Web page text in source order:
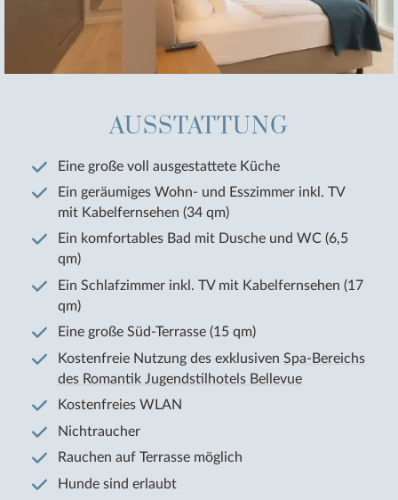
AUSSTATTUNG
Eine große voll ausgestattete Küche
Ein geräumiges Wohn- und Esszimmer inkl. TV
mit Kabelfernsehen (34 qm)
Ein komfortables Bad mit Dusche und WC (6,5
qm)
Ein Schlafzimmer inkl. TV mit Kabelfernsehen (17
qm)
Eine große Süd-Terrasse (15 qm)
Kostenfreie Nutzung des exklusiven Spa-Bereichs
des Romantik Jugendstilhotels Bellevue
Kostenfreies WLAN
Nichtraucher
Rauchen auf Terrasse möglich
Hunde sind erlaubt